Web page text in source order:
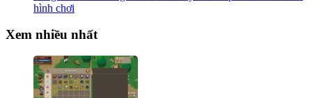
hình chơi
Xem nhiều nhất